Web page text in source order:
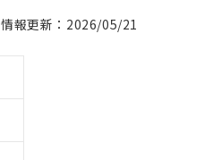
情報更新：2026/05/21